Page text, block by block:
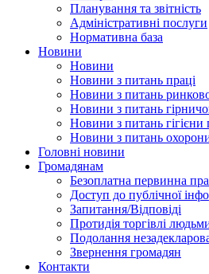
Планування та звітність
Адміністративні послуги
Нормативна база
Новини
Новини
Новини з питань праці
Новини з питань
Новини з питань
Новини з питань гігієни
Новини з питань
Головні новини
Громадянам
Безоплатна первинна
Доступ до публічної
Запитання/Відповіді
Протидія торгівлі
Подолання
Звернення громадян
Контакти